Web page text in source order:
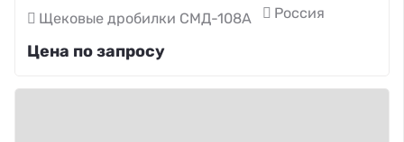
Щековые дробилки СМД-108А Россия
Цена по запросу